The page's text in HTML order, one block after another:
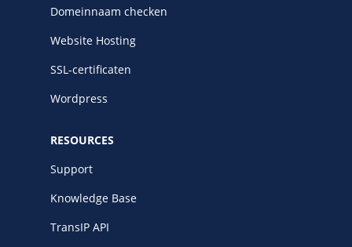
Domeinnaam checken
Website Hosting
SSL-certificaten
Wordpress
RESOURCES
Support
Knowledge Base
TransIP API